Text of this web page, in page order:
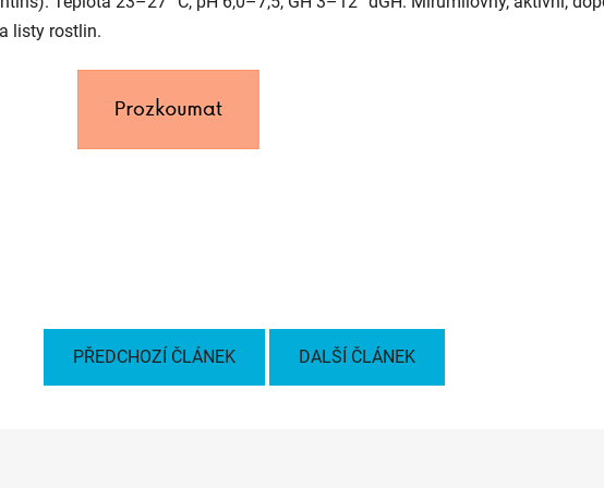
listy rostlin.
PŘEDCHOZÍ ČLÁNEK DALŠÍ ČLÁNEK